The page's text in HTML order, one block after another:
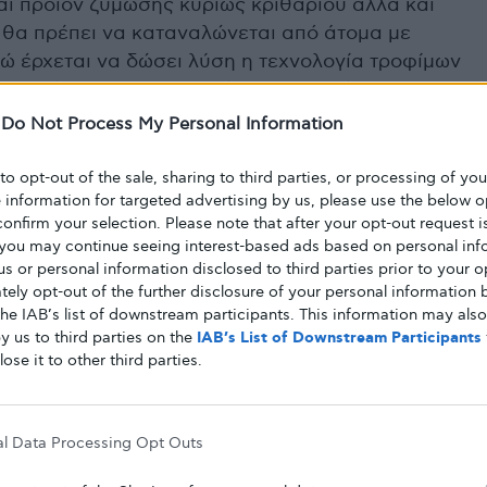
Do Not Process My Personal Information
opt-out of the sale, sharing to third parties, or processing of
information for targeted advertising by us, please use the below
your selection. Please note that after your opt-out request
may continue seeing interest-based ads based on personal
or personal information disclosed to third parties prior to your
opt-out of the further disclosure of your personal information
IAB’s list of downstream participants. This information may
us to third parties on the IAB’s List of Downstream Participants
it to other third parties.
Data Processing Opt Outs
προϊόν ζύμωσης κυρίως κριθαριού αλλά και
πρέπει να καταναλώνεται από άτομα με
έρχεται να δώσει λύση η τεχνολογία τροφίμων
για άτομα με δυσανεξία στη γλουτένη”. Τα
και προετοιμάζονται ειδικά και
για την αφαίρεση της γλουτένης.
απόπρώτη ύλη απαλλαγμένη από γλουτένη
με κάποια άλλη που φυσικώς δεν
συναντάμε μπύρες απόφαγόπυρο, ρύζι
που αποφεύγουν τη γλουτένη αυξάνεται
αυτή της «Gluten free beer » έχει αρχίσει να
εταιρειών άρχισε να παράγει μπύρα
τύποι μπύρας χωρίς γλουτένη, και σε
δεν είναι στην πραγματικότητα 100% χωρίς
διεθνής ορισμός για το τι μπορεί να